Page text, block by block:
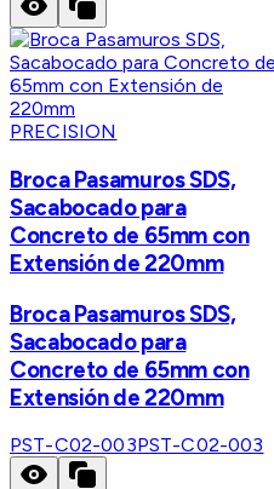
PRECISION
Broca Pasamuros SDS,
Sacabocado para
Concreto de 65mm con
Extensión de 220mm
Broca Pasamuros SDS,
Sacabocado para
Concreto de 65mm con
Extensión de 220mm
PST-C02-003PST-C02-003